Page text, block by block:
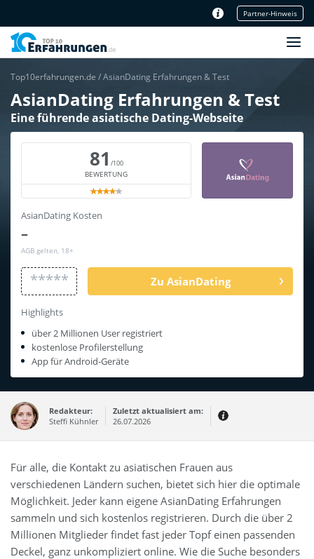
Unser Redaktionsteam
Partner-Hinweis
Top10erfahrungen.de /AsianDating Erfahrungen & Test
AsianDating Erfahrungen & Test
Eine führende asiatische Dating-Webseite
81 /100
BEWERTUNG
AsianDating Kosten
–
AGB gelten, 18+
***** Zu AsianDating
Highlights
über 2 Millionen User registriert
kostenlose Profilerstellung
App für Android-Geräte
Redakteur:
Steffi Kühnler
Zuletzt aktualisiert am:
26.07.2026
Erfahrungen:
Produkt- und Kategorietexte sowie
Newsberichte
Mein Werdegang ist relativ bunt,
denn ich habe zuerst eine praktische
Ausbildung in Elektrotechnik
abgeschlossen und später noch ein
IT-Studium an der Fachhochschule
draufgelegt.
Für alle, die Kontakt zu asiatischen Frauen aus
verschiedenen Ländern suchen, bietet sich hier die optimale
Möglichkeit. Jeder kann eigene AsianDating Erfahrungen
sammeln und sich kostenlos registrieren. Durch die über 2
Millionen Mitglieder findet fast jeder Topf einen passenden
Deckel, ganz unkompliziert online. Wie die Suche besonders